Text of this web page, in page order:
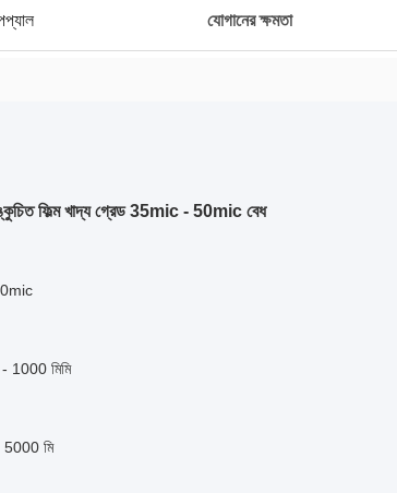
যোগানের ক্ষমতা
ফিল্ম খাদ্য গ্রেড 35mic - 50mic বেধ
1000 মিমি
5000 মি